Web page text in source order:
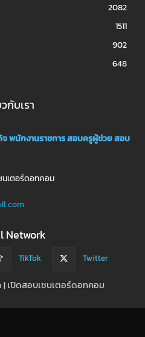
2082
1511
902
648
กับเรา
จพนักงานราชการสอบครูผู้ช่วยสอบ
นเตอร์ดอทคอม
Network
TikTok Twitter
เปิดสอบเซนเตอร์ดอทคอม